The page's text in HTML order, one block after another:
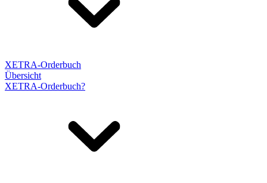
XETRA-Orderbuch
Übersicht
XETRA-Orderbuch?